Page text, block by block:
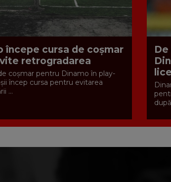
începe cursa de coșmar
retrogradarea
coșmar pentru Dinamo în play-
încep cursa pentru evitarea
...